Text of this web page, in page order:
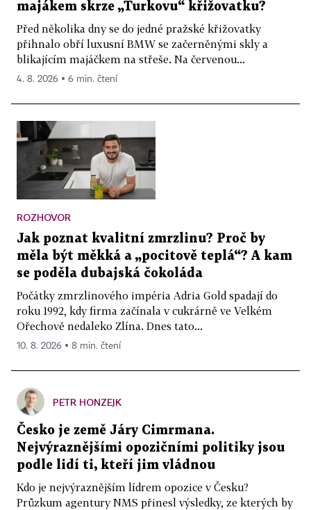
majákem skrze „Turkovu“ křižovatku?
Před několika dny se do jedné pražské křižovatky
přihnalo obří luxusní BMW se začerněnými skly a
blikajícím majáčkem na střeše. Na červenou...
4. 8. 2026 ▪ 6 min. čtení
ROZHOVOR
Jak poznat kvalitní zmrzlinu? Proč by
měla být měkká a „pocitově teplá“? A kam
se poděla dubajská čokoláda
Počátky zmrzlinového impéria Adria Gold spadají do
roku 1992, kdy firma začínala v cukrárně ve Velkém
Ořechově nedaleko Zlína. Dnes tato...
10. 8. 2026 ▪ 8 min. čtení
PETR HONZEJK
Česko je země Járy Cimrmana.
Nejvýraznějšími opozičními politiky jsou
podle lidí ti, kteří jim vládnou
Kdo je nejvýraznějším lídrem opozice v Česku?
Průzkum agentury NMS přinesl výsledky, ze kterých by